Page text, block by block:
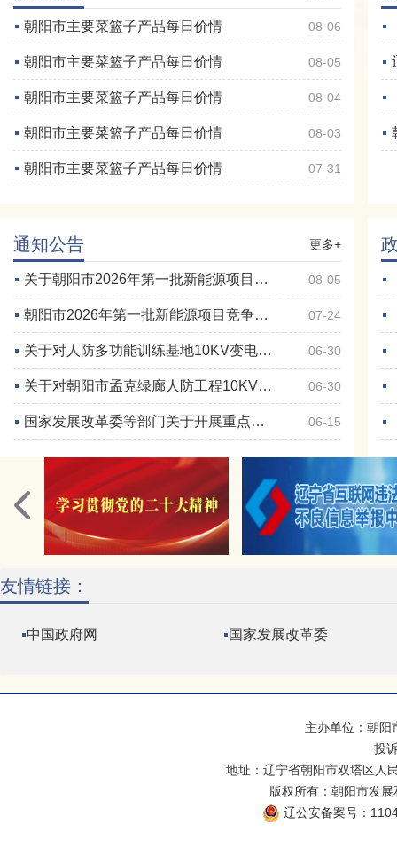
朝阳市主要菜篮子产品每日价情 08-06
朝阳市主要菜篮子产品每日价情 08-05
朝阳市主要菜篮子产品每日价情 08-04
朝阳市主要菜篮子产品每日价情 08-03
朝阳市主要菜篮子产品每日价情 07-31
通知公告 更多+
关于朝阳市2026年第一批新能源项目竞争性配置结果的公示 08-05
朝阳市2026年第一批新能源项目竞争性配置公告 07-24
关于对人防多功能训练基地10KV变电站（含外线）电力运行维护的询价公告 06-30
关于对朝阳市孟克绿廊人防工程10KV变电站（含外线）电力维护的询价公告 06-30
国家发展改革委等部门关于开展重点行业节能降碳改造攻坚三年行动的通知 06-15
友情链接：
中国政府网 国家发展改革委
主办单位：朝
投
地址：辽宁省朝阳市双塔区人
版权所有：朝阳市发
辽公安备案号：